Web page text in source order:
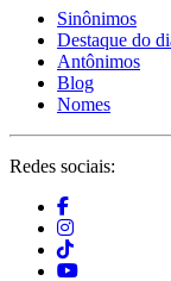
Sinônimos
Destaque do
Antônimos
Blog
Nomes
Redes sociais: